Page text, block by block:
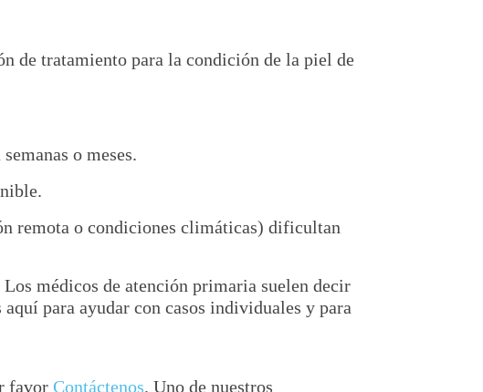
de tratamiento para la condición de la piel de
o meses.
remota o condiciones climáticas) dificultan
médicos de atención primaria suelen decir
para ayudar con casos individuales y para
favorContáctenos. Uno de nuestros